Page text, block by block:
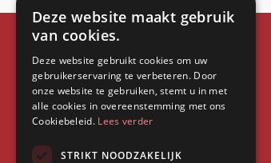
Deze website maakt gebruik
van cookies.
Deze website gebruikt cookies om uw
gebruikerservaring te verbeteren. Door
onze website te gebruiken, stemt u in met
alle cookies in overeenstemming met ons
Cookiebeleid. Lees verder
STRIKT NOODZAKELIJK